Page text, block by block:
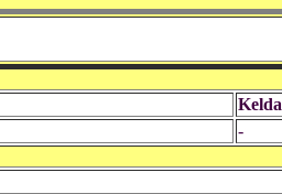
Kelda
-